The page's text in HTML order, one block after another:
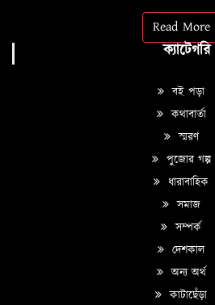
Read More
ক্যাটেগরি
বই পড়া
কথাবার্তা
স্মরণ
পুজোর গল্প
ধারাবাহিক
সমাজ
সম্পর্ক
দেশকাল
অন্য অর্থ
কাটাছেঁড়া